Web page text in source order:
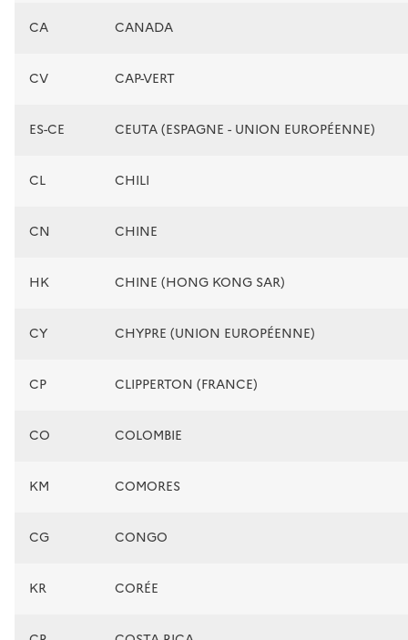
CA CANADA
CV CAP-VERT
ES-CE CEUTA (ESPAGNE - UNION EUROPÉENNE)
CL CHILI
CN CHINE
HK CHINE (HONG KONG SAR)
CY CHYPRE (UNION EUROPÉENNE)
CP CLIPPERTON (FRANCE)
CO COLOMBIE
KM COMORES
CG CONGO
KR CORÉE